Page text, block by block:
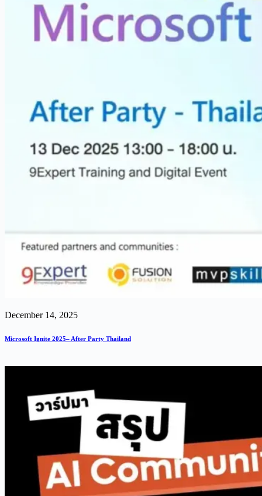
December 14, 2025
Microsoft Ignite 2025– After Party Thailand